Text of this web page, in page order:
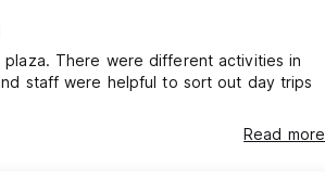
There were different activities in
staff were helpful to sort out day trips
Read more